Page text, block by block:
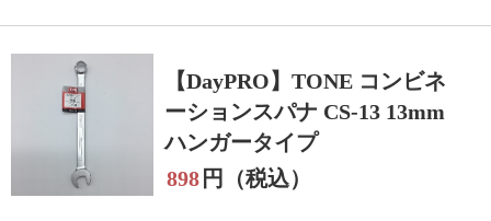
【DayPRO】TONE コンビネ
ーションスパナ CS-13 13mm
ハンガータイプ
898 円（税込）